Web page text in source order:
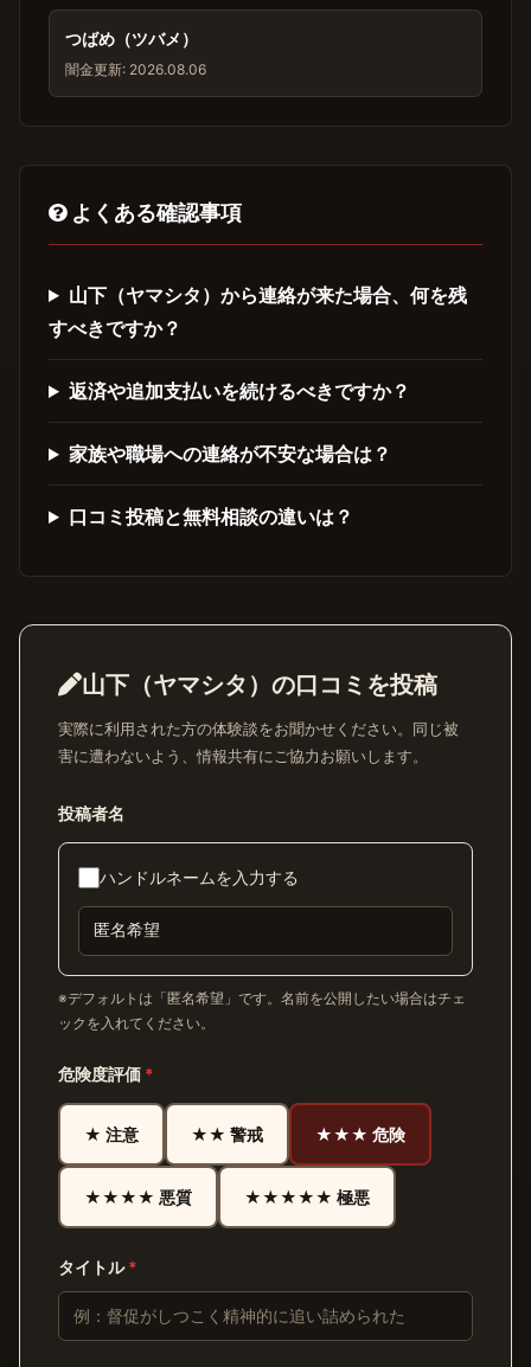
つばめ（ツバメ）
闇金更新: 2026.08.06
よくある確認事項
山下（ヤマシタ）から連絡が来た場合、何を残
すべきですか？
返済や追加支払いを続けるべきですか？
家族や職場への連絡が不安な場合は？
口コミ投稿と無料相談の違いは？
山下（ヤマシタ）の口コミを投稿
実際に利用された方の体験談をお聞かせください。同じ被
害に遭わないよう、情報共有にご協力お願いします。
投稿者名
ハンドルネームを入力する
※デフォルトは「匿名希望」です。名前を公開したい場合はチェ
ックを入れてください。
危険度評価 *
★ 注意 ★★ 警戒 ★★★ 危険
★★★★ 悪質 ★★★★★ 極悪
タイトル*